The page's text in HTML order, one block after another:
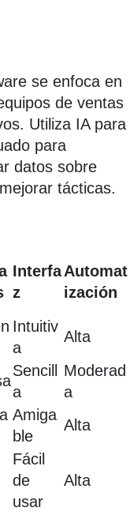
se enfoca en
de ventas
Utiliza IA para
para
datos sobre
tácticas.
Interfa
z
Automat
ización
Intuitiv
a
Alta
Sencill
a
Moderad
a
Amiga
ble
Alta
Fácil
de
usar
Alta